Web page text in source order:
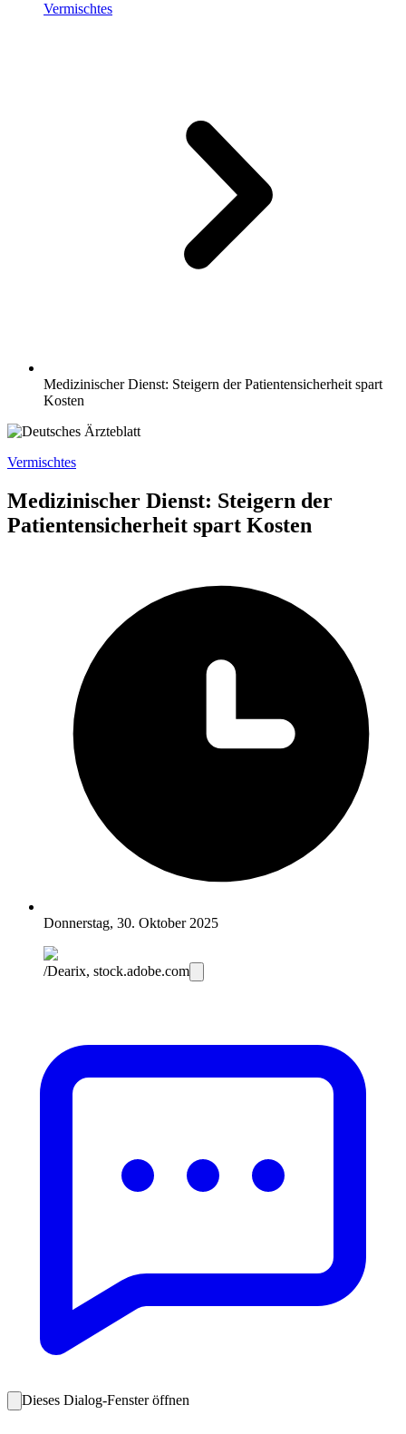
Vermischtes
Medizinischer Dienst: Steigern der Patientensicherheit spart
Kosten
Vermischtes
Medizinischer Dienst: Steigern der
Patientensicherheit spart Kosten
Donnerstag, 30. Oktober 2025
/Dearix, stock.adobe.com
Dieses Dialog-Fenster öffnen